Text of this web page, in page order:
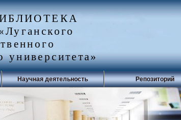
университета»
Научная деятельность Репозиторий